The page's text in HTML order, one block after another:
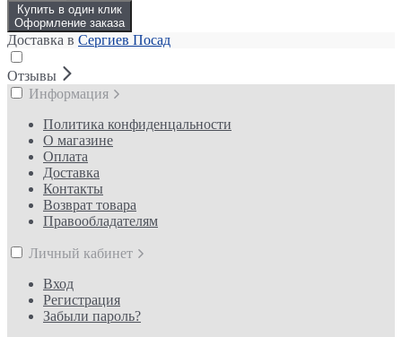
Купить в один клик
Оформление заказа
Доставка в Сергиев Посад
Отзывы
Информация
Политика конфиденцальности
О магазине
Оплата
Доставка
Контакты
Возврат товара
Правообладателям
Личный кабинет
Вход
Регистрация
Забыли пароль?